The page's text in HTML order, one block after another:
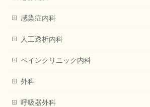
感染症内科
人工透析内科
ペインクリニック内科
外科
呼吸器外科